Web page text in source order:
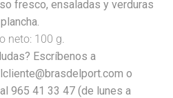
fresco, ensaladas y verduras
neto: 100 g.
Escríbenos a
o
965 41 33 47 (de lunes a